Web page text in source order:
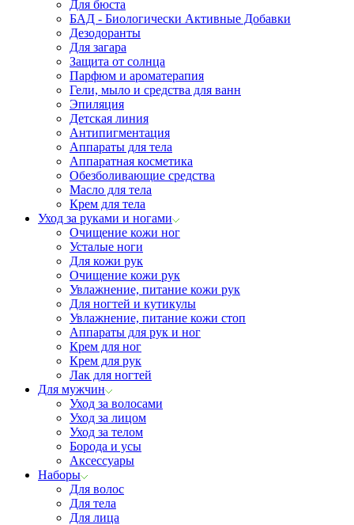
Для бюста
БАД - Биологически Активные Добавки
Дезодоранты
Для загара
Защита от солнца
Парфюм и ароматерапия
Гели, мыло и средства для ванн
Эпиляция
Детская линия
Антипигментация
Аппараты для тела
Аппаратная косметика
Обезболивающие средства
Масло для тела
Крем для тела
Уход за руками и ногами
Очищение кожи ног
Усталые ноги
Для кожи рук
Очищение кожи рук
Увлажнение, питание кожи рук
Для ногтей и кутикулы
Увлажнение, питание кожи стоп
Аппараты для рук и ног
Крем для ног
Крем для рук
Лак для ногтей
Для мужчин
Уход за волосами
Уход за лицом
Уход за телом
Борода и усы
Аксессуары
Наборы
Для волос
Для тела
Для лица